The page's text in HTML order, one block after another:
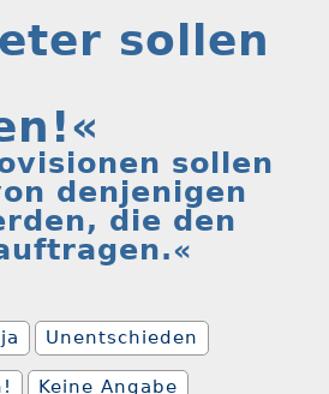
sollen
sollen
denjenigen
die den
Unentschieden
Keine Angabe